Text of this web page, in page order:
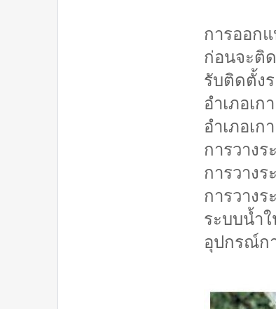
การออก
ก่อนจะติ
รับติดตั้ง
อำเภอเ
อำเภอเ
การวาง
การวาง
การวางร
ระบบน้ำ
อุปกรณ์ก